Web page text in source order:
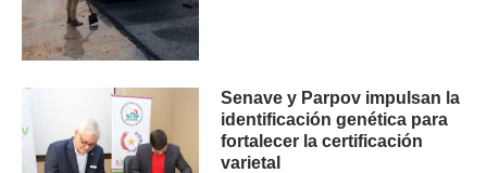
Senave y Parpov impulsan la
identificación genética para
fortalecer la certificación
varietal